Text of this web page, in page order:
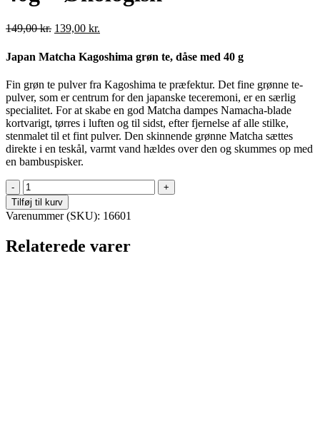
149,00kr. Original
was:
149,00 kr..
139,00 kr.
is:
139,00 kr..
Japan Matcha Kagoshima grøn te, dåse med 40 g
Fin grøn te pulver fra Kagoshima te præfektur. Det fine grønne te-
pulver, som er centrum for den japanske teceremoni, er en særlig
specialitet. For at skabe en god Matcha dampes Namacha-blade
kortvarigt, tørres i luften og til sidst, efter fjernelse af alle stilke,
stenmalet til et fint pulver. Den skinnende grønne Matcha sættes
direkte i en teskål, varmt vand hældes over den og skummes op med
en bambuspisker.
Japan
Matcha
Kagoshima
-
-
Tilføj til kurv
Varenummer (SKU): 16601
Relaterede varer